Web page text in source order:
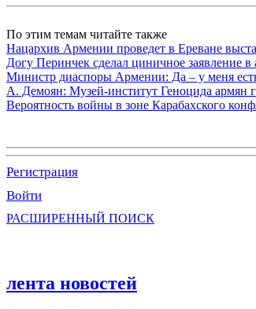
По этим темам читайте также
Нацархив Армении проведет в Ереване
Догу Перинчек сделал циничное заявление
Министр диаспоры Армении: Да – у меня
А. Демоян: Музей-институт Геноцида армян
Вероятность войны в зоне Карабахского
Регистрация
Войти
РАСШИРЕННЫЙ ПОИСК
лента новостей